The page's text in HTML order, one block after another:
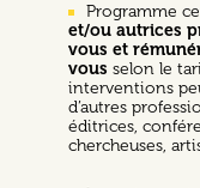
Programme
et/ou autrices
vous et
vous selon le
interventions
d’autres
éditrices,
chercheuses,